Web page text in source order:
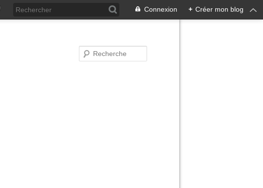
Connexion + Créer mon blog